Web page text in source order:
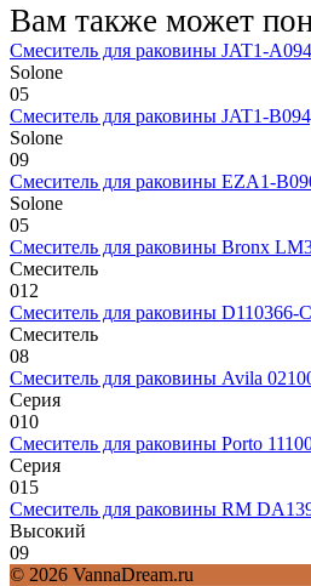
Вам также может
Смеситель для раковины JAT1-
Solone
05
Смеситель для раковины JAT1-
Solone
09
Смеситель для раковины EZA1-
Solone
05
Смеситель для раковины Bronx
Смеситель
012
Смеситель для раковины D110366-
Смеситель
08
Смеситель для раковины Avila
Серия
010
Смеситель для раковины Porto
Серия
015
Смеситель для раковины RM
Высокий
09
© 2026 VannaDream.ru